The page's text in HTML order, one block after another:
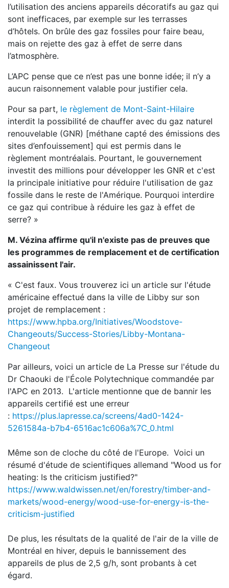
l’utilisation des anciens appareils décoratifs au gaz qui
sont inefficaces, par exemple sur les terrasses
d’hôtels. On brûle des gaz fossiles pour faire beau,
mais on rejette des gaz à effet de serre dans
l’atmosphère.
L’APC pense que ce n’est pas une bonne idée; il n’y a
aucun raisonnement valable pour justifier cela.
Pour sa part, le règlement de Mont-Saint-Hilaire
interdit la possibilité de chauffer avec du gaz naturel
renouvelable (GNR) [méthane capté des émissions des
sites d’enfouissement] qui est permis dans le
règlement montréalais. Pourtant, le gouvernement
investit des millions pour développer les GNR et c'est
la principale initiative pour réduire l'utilisation de gaz
fossile dans le reste de l'Amérique. Pourquoi interdire
ce gaz qui contribue à réduire les gaz à effet de
serre? »
M. Vézina affirme qu'il n'existe pas de preuves que
les programmes de remplacement et de certification
assainissent l'air.
« C'est faux. Vous trouverez ici un article sur l'étude
américaine effectué dans la ville de Libby sur son
projet de remplacement :
https://www.hpba.org/Initiatives/Woodstove-
Changeouts/Success-Stories/Libby-Montana-
Changeout
Par ailleurs, voici un article de La Presse sur l'étude du
Dr Chaouki de l'École Polytechnique commandée par
l'APC en 2013. L'article mentionne que de bannir les
appareils certifié est une erreur
: https://plus.lapresse.ca/screens/4ad0-1424-
5261584a-b7b4-6516ac1c606a%7C_0.html
Même son de cloche du côté de l'Europe. Voici un
résumé d'étude de scientifiques allemand "Wood us for
heating: Is the criticism justified?"
https://www.waldwissen.net/en/forestry/timber-and-
markets/wood-energy/wood-use-for-energy-is-the-
criticism-justified
De plus, les résultats de la qualité de l'air de la ville de
Montréal en hiver, depuis le bannissement des
appareils de plus de 2,5 g/h, sont probants à cet
égard.